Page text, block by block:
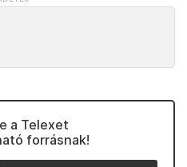
a Telexet
forrásnak!